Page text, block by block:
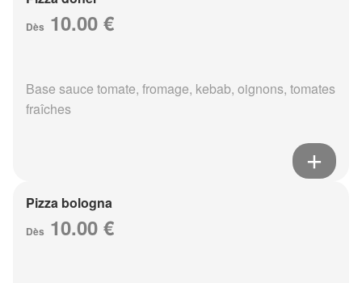
Dès 10.00 €
Base sauce tomate, fromage, kebab, oignons, tomates
fraîches
Pizza bologna
Dès 10.00 €